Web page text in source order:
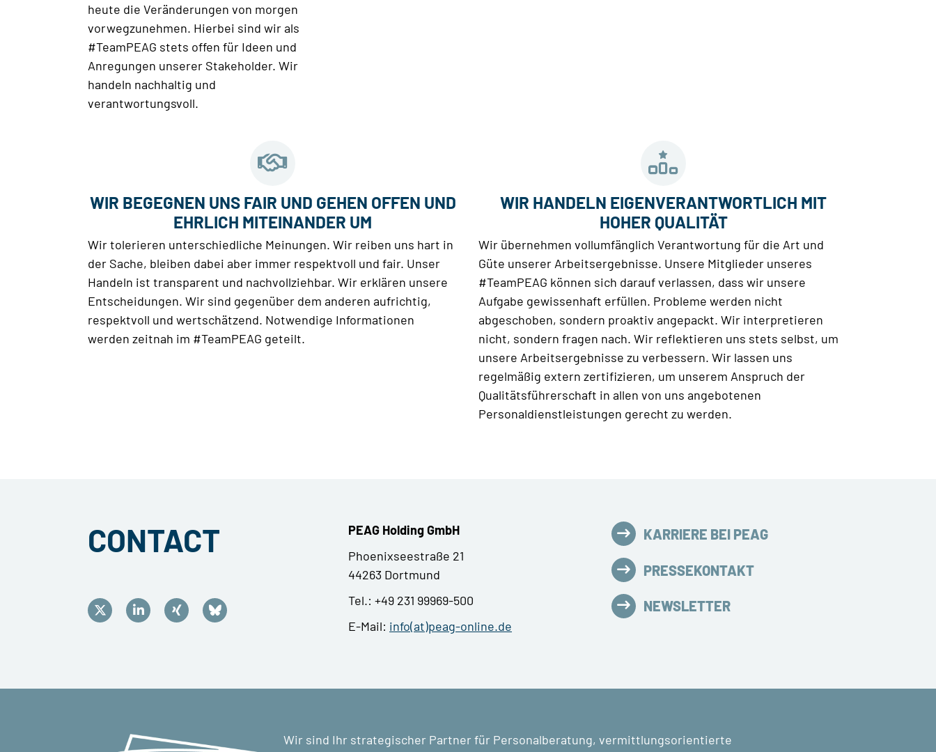
heute die Veränderungen von morgen
vorwegzunehmen. Hierbei sind wir als
#TeamPEAG stets offen für Ideen und
Anregungen unserer Stakeholder. Wir
handeln nachhaltig und
verantwortungsvoll.
WIR BEGEGNEN UNS FAIR UND GEHEN OFFEN UND
EHRLICH MITEINANDER UM
Wir tolerieren unterschiedliche Meinungen. Wir reiben uns hart in
der Sache, bleiben dabei aber immer respektvoll und fair. Unser
Handeln ist transparent und nachvollziehbar. Wir erklären unsere
Entscheidungen. Wir sind gegenüber dem anderen aufrichtig,
respektvoll und wertschätzend. Notwendige Informationen
werden zeitnah im #TeamPEAG geteilt.
WIR HANDELN EIGENVERANTWORTLICH MIT
HOHER QUALITÄT
Wir übernehmen vollumfänglich Verantwortung für die Art und
Güte unserer Arbeitsergebnisse. Unsere Mitglieder unseres
#TeamPEAG können sich darauf verlassen, dass wir unsere
Aufgabe gewissenhaft erfüllen. Probleme werden nicht
abgeschoben, sondern proaktiv angepackt. Wir interpretieren
nicht, sondern fragen nach. Wir reflektieren uns stets selbst, um
unsere Arbeitsergebnisse zu verbessern. Wir lassen uns
regelmäßig extern zertifizieren, um unserem Anspruch der
Qualitätsführerschaft in allen von uns angebotenen
Personaldienstleistungen gerecht zu werden.
CONTACT
PEAG Holding GmbH
Phoenixseestraße 21
44263 Dortmund
Tel.: +49 231 99969-500
E-Mail: info(at)peag-online.de
KARRIERE BEI PEAG
PRESSEKONTAKT
NEWSLETTER
Wir sind Ihr strategischer Partner für Personalberatung, vermittlungsorientierte